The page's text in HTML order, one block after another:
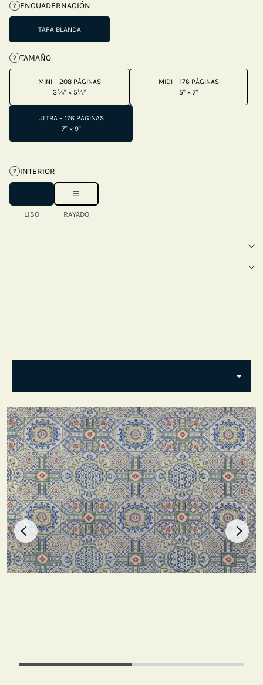
? ENCUADERNACIÓN
TAPA BLANDA
? TAMAÑO
MINI – 208 PÁGINAS
3¾" × 5½"
MIDI – 176 PÁGINAS
5" × 7"
ULTRA – 176 PÁGINAS
7" × 9"
? INTERIOR
LISO RAYADO